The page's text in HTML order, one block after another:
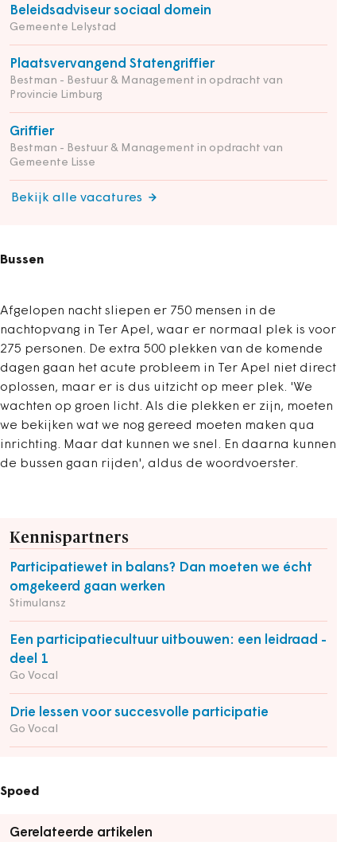
Beleidsadviseur sociaal domein
Gemeente Lelystad
Plaatsvervangend Statengriffier
Bestman - Bestuur & Management in opdracht van
Provincie Limburg
Griffier
Bestman - Bestuur & Management in opdracht van
Gemeente Lisse
Bekijk alle vacatures
Bussen
Afgelopen nacht sliepen er 750 mensen in de
nachtopvang in Ter Apel, waar er normaal plek is voor
275 personen. De extra 500 plekken van de komende
dagen gaan het acute probleem in Ter Apel niet direct
oplossen, maar er is dus uitzicht op meer plek. 'We
wachten op groen licht. Als die plekken er zijn, moeten
we bekijken wat we nog gereed moeten maken qua
inrichting. Maar dat kunnen we snel. En daarna kunnen
de bussen gaan rijden', aldus de woordvoerster.
Kennispartners
Participatiewet in balans? Dan moeten we écht
omgekeerd gaan werken
Stimulansz
Een participatiecultuur uitbouwen: een leidraad -
deel 1
Go Vocal
Drie lessen voor succesvolle participatie
Go Vocal
Spoed
Gerelateerde artikelen